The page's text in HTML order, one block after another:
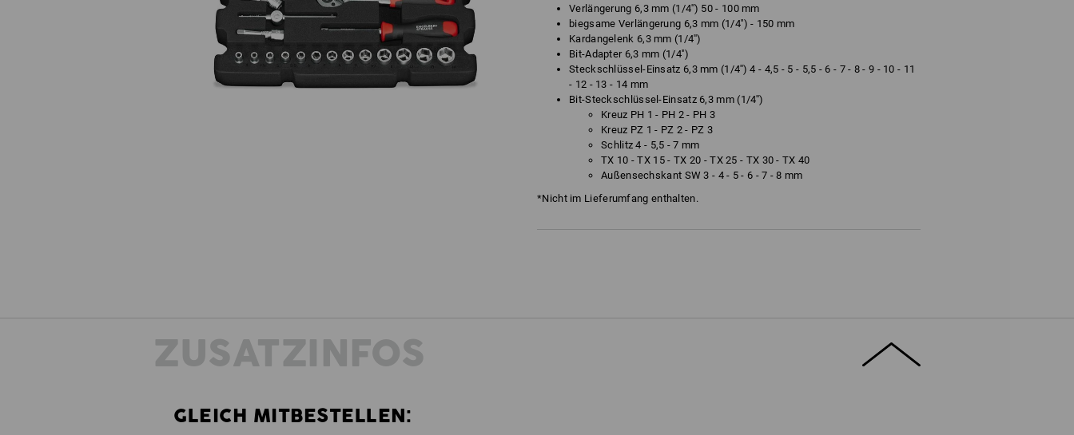
Verlängerung 6,3 mm (1/4'') 50 - 100 mm
biegsame Verlängerung 6,3 mm (1/4'') - 150 mm
Kardangelenk 6,3 mm (1/4'')
Bit-Adapter 6,3 mm (1/4'')
Steckschlüssel-Einsatz 6,3 mm (1/4'') 4 - 4,5 - 5 - 5,5 - 6 - 7 - 8 - 9 - 10 - 11
- 12 - 13 - 14 mm
Bit-Steckschlüssel-Einsatz 6,3 mm (1/4'')
Kreuz PH 1 - PH 2 - PH 3
Kreuz PZ 1 - PZ 2 - PZ 3
Schlitz 4 - 5,5 - 7 mm
TX 10 - TX 15 - TX 20 - TX 25 - TX 30 - TX 40
Außensechskant SW 3 - 4 - 5 - 6 - 7 - 8 mm
*Nicht im Lieferumfang enthalten.
ZUSATZINFOS
GLEICH MITBESTELLEN: